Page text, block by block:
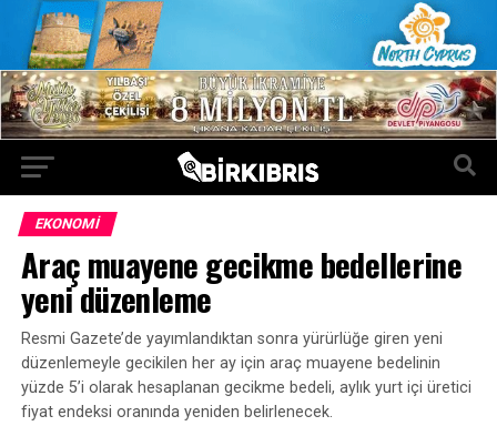
EKONOMI
Araç muayene gecikme bedellerine
yeni düzenleme
Resmi Gazete’de yayımlandıktan sonra yürürlüğe giren yeni
düzenlemeyle gecikilen her ay için araç muayene bedelinin
yüzde 5’i olarak hesaplanan gecikme bedeli, aylık yurt içi üretici
fiyat endeksi oranında yeniden belirlenecek.